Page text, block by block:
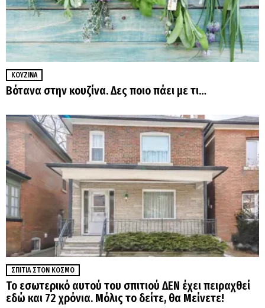
ΚΟΥΖΊΝΑ
Βότανα στην κουζίνα. Δες ποιο πάει με τι…
ΣΠΊΤΙΑ ΣΤΟΝ ΚΌΣΜΟ
Το εσωτερικό αυτού του σπιτιού ΔΕΝ έχει πειραχθεί
εδώ και 72 χρόνια. Μόλις το δείτε, θα Μείνετε!